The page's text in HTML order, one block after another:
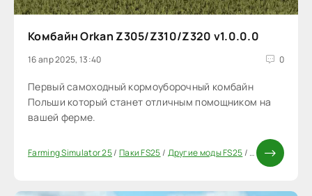
Комбайн Orkan Z305/Z310/Z320 v1.0.0.0
16 апр 2025, 13:40 0
Первый самоходный кормоуборочный комбайн
Польши который станет отличным помощником на
вашей ферме.
Farming Simulator 25/ Паки FS25/ Другие моды FS25/ Комбайны